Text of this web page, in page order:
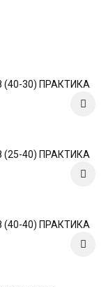
(40-30) ПРАКТИКА
(25-40) ПРАКТИКА
(40-40) ПРАКТИКА